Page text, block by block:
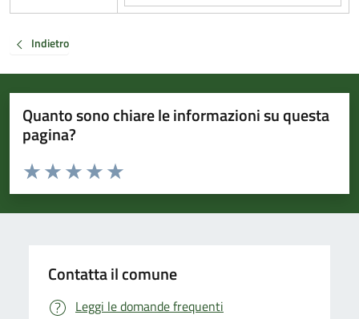
Indietro
Quanto sono chiare le informazioni su questa
pagina?
Valuta da 1 a 5 stelle la pagina
Valuta 5 stelle su 5
Valuta 4 stelle su 5
Valuta 3 stelle su 5
Valuta 2 stelle su 5
Valuta 1 stelle su 5
Contatta il comune
Leggi le domande frequenti